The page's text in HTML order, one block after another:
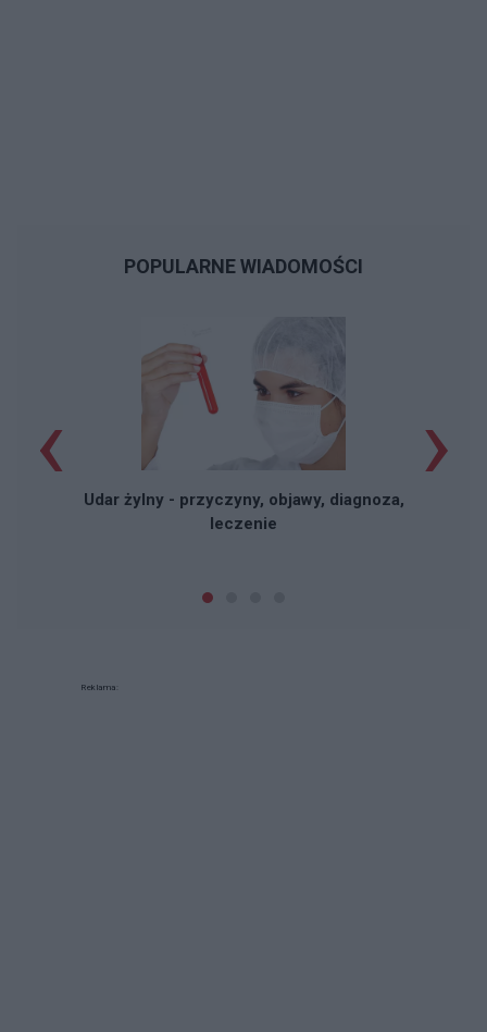
POPULARNE WIADOMOŚCI
Udar żylny - przyczyny, objawy, diagnoza,
leczenie
‹ ›
Reklama: